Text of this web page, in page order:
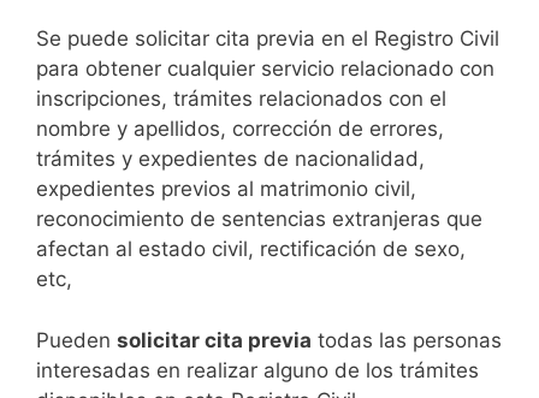
Se puede solicitar cita previa en el Registro Civil
para obtener cualquier servicio relacionado con
inscripciones, trámites relacionados con el
nombre y apellidos, corrección de errores,
trámites y expedientes de nacionalidad,
expedientes previos al matrimonio civil,
reconocimiento de sentencias extranjeras que
afectan al estado civil, rectificación de sexo,
etc,
​Pueden solicitar cita previa todas las personas
interesadas en realizar alguno de los trámites